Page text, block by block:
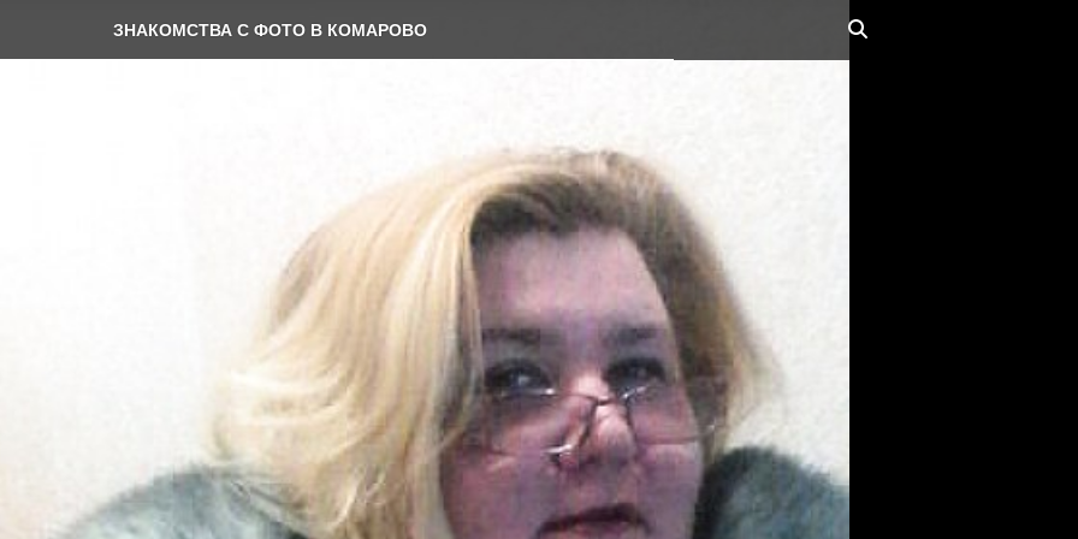
ЗНАКОМСТВА С ФОТО В КОМАРОВО